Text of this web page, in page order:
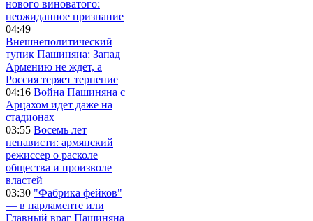
нового виноватого:
неожиданное признание
04:49
Внешнеполитический
тупик Пашиняна: Запад
Армению не ждет, а
Россия теряет терпение
04:16 Война Пашиняна с
Арцахом идет даже на
стадионах
03:55 Восемь лет
ненависти: армянский
режиссер о расколе
общества и произволе
властей
03:30 "Фабрика фейков"
— в парламенте или
Главный враг Пашиняна